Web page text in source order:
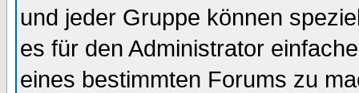
und jeder Gruppe können
es für den Administrator
eines bestimmten Forums zu